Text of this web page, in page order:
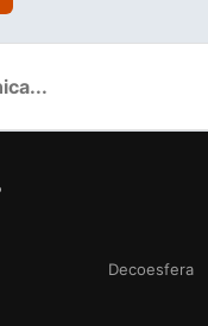
Decoesfera